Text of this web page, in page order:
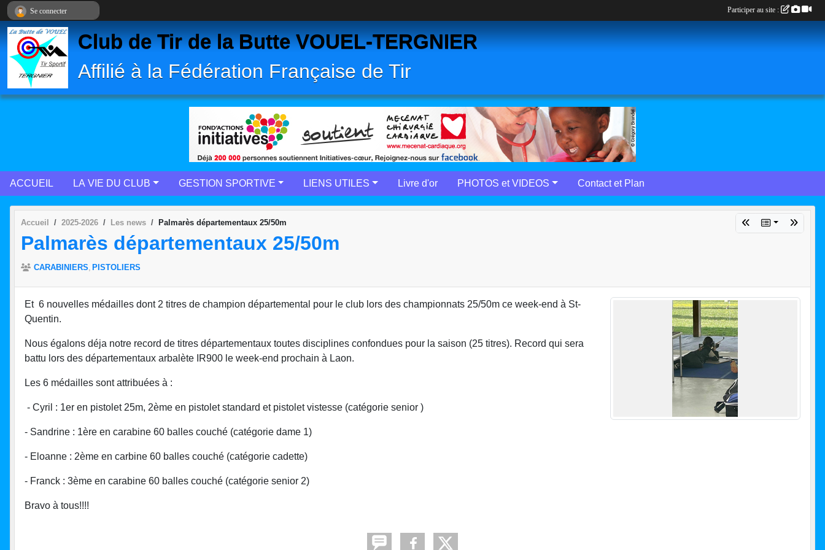
Club de Tir de la Butte VOUEL-TERGNIER
Affilié à la Fédération Française de Tir
ACCUEIL LA VIE DU CLUB GESTION SPORTIVE LIENS UTILES Livre d'or PHOTOS et VIDEOS Contact et Plan
Accueil 2025-2026 Les news Palmarès départementaux 25/50m
Palmarès départementaux 25/50m
CARABINIERS PISTOLIERS
Et 6 nouvelles médailles dont 2 titres de champion départemental pour le club lors des championnats 25/50m ce week-end à St-
Quentin.
Nous égalons déja notre record de titres départementaux toutes disciplines confondues pour la saison (25 titres). Record qui sera
battu lors des départementaux arbalète IR900 le week-end prochain à Laon.
Les 6 médailles sont attribuées à :
- Cyril : 1er en pistolet 25m, 2ème en pistolet standard et pistolet vistesse (catégorie senior )
- Sandrine : 1ère en carabine 60 balles couché (catégorie dame 1)
- Eloanne : 2ème en carbine 60 balles couché (catégorie cadette)
- Franck : 3ème en carabine 60 balles couché (catégorie senior 2)
Bravo à tous!!!!
Se connecter Participer au site :
Panneau de gestion des cookies